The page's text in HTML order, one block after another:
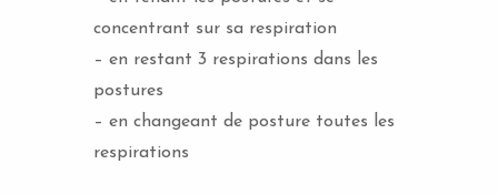
concentrant sur sa respiration
– en restant 3 respirations dans les
postures
– en changeant de posture toutes les
respirations